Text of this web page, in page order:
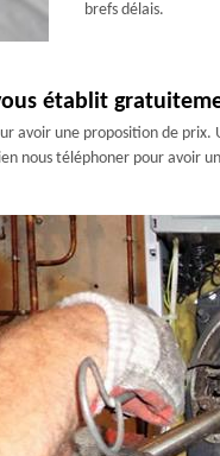
brefs délais.
établit
avoir une proposition de
téléphoner pour avoir